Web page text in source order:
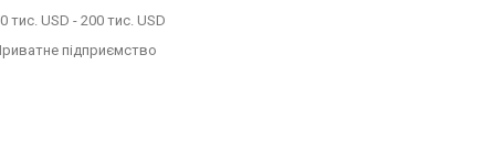
тис. USD - 200 тис. USD
підприємство